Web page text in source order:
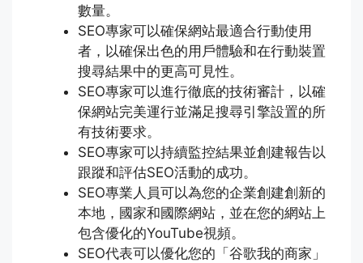
數量。
SEO專家可以確保網站最適合行動使用
者，以確保出色的用戶體驗和在行動裝置
搜尋結果中的更高可見性。
SEO專家可以進行徹底的技術審計，以確
保網站完美運行並滿足搜尋引擎設置的所
有技術要求。
SEO專家可以持續監控結果並創建報告以
跟蹤和評估SEO活動的成功。
SEO專業人員可以為您的企業創建創新的
本地，國家和國際網站，並在您的網站上
包含優化的YouTube視頻。
SEO代表可以優化您的「谷歌我的商家」